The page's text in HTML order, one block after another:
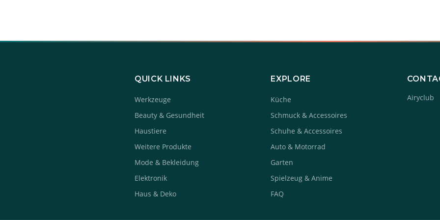
QUICK LINKS
Werkzeuge
Beauty & Gesundheit
Haustiere
Weitere Produkte
Mode & Bekleidung
Elektronik
Haus & Deko
EXPLORE
Küche
Schmuck & Accessoires
Schuhe & Accessoires
Auto & Motorrad
Garten
Spielzeug & Anime
FAQ
Airyclub